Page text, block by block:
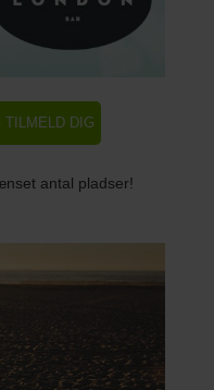
TILMELD DIG
antal pladser!